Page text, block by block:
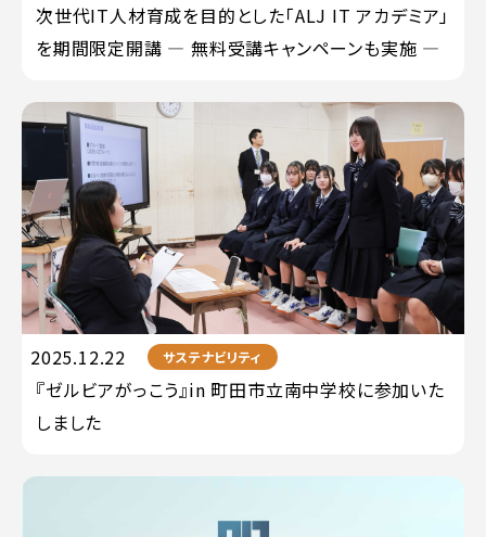
次世代IT人材育成を目的とした「ALJ IT アカデミア」
を期間限定開講 ― 無料受講キャンペーンも実施 ―
2025.12.22 サステナビリティ
『ゼルビアがっこう』in 町田市立南中学校に参加いた
しました